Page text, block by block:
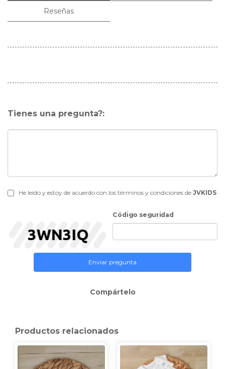
Reseñas
Tienes una pregunta?:
He leído y estoy de acuerdo con los términos y condiciones de JVKIDS
Código seguridad
Enviar pregunta
Compártelo
Productos relacionados